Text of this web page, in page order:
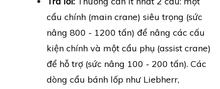
cẩu chính (main crane) siêu trọng (sức
nâng 800 - 1200 tấn) để nâng các cấu
kiện chính và một cẩu phụ (assist crane)
để hỗ trợ (sức nâng 100 - 200 tấn). Các
dòng cẩu bánh lốp như Liebherr,